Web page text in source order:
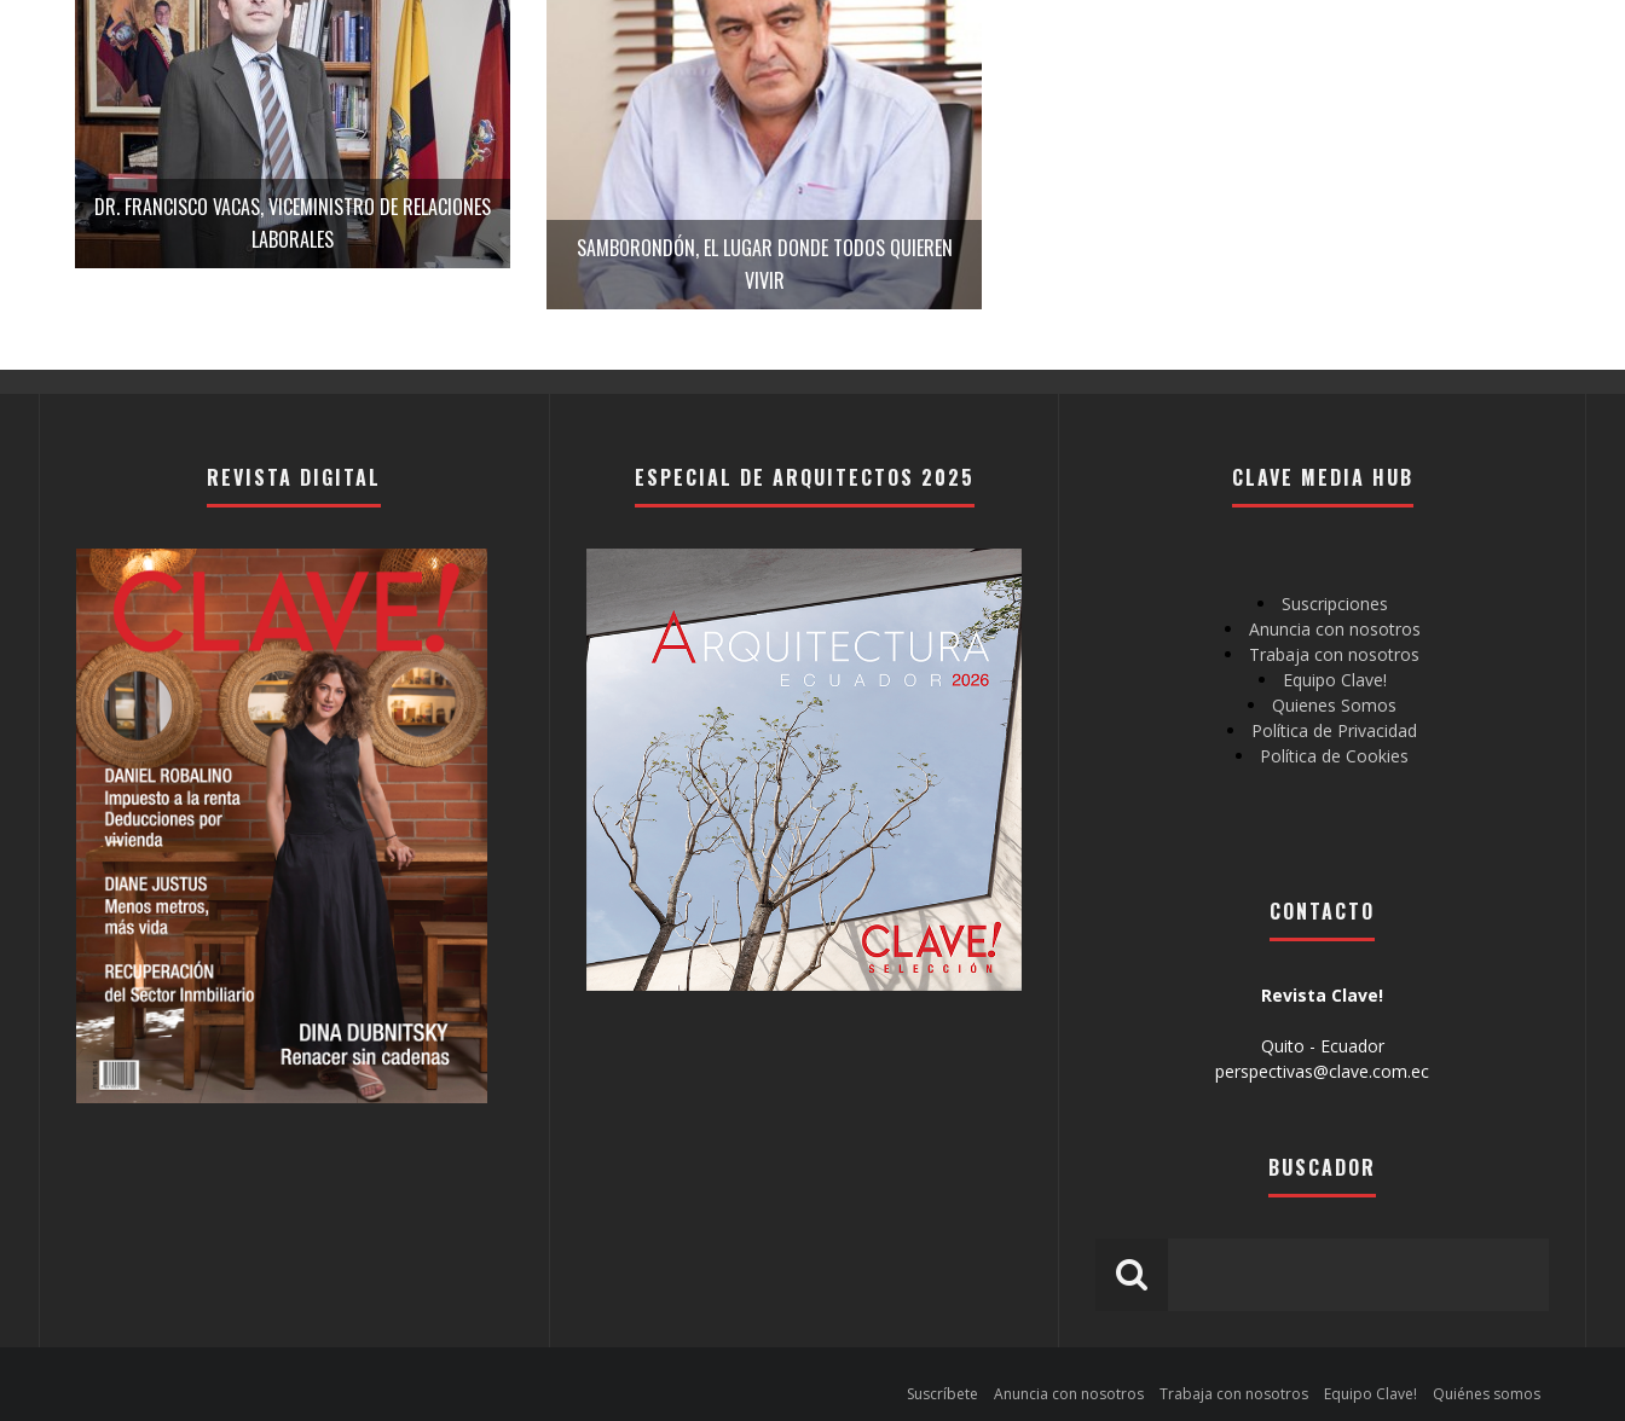
DR. FRANCISCO VACAS, VICEMINISTRO DE RELACIONES
LABORALES
SAMBORONDÓN, EL LUGAR DONDE TODOS QUIEREN
VIVIR
REVISTA DIGITAL ESPECIAL DE ARQUITECTOS 2025 CLAVE MEDIA HUB
Suscripciones
Anuncia con nosotros
Trabaja con nosotros
Equipo Clave!
Quienes Somos
Política de Privacidad
Política de Cookies
CONTACTO
Revista Clave!
Quito - Ecuador
perspectivas@clave.com.ec
BUSCADOR
Suscríbete Anuncia con nosotros Trabaja con nosotros Equipo Clave! Quiénes somos